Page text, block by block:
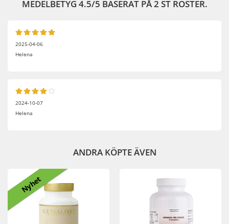
MEDELBETYG 4.5/5 BASERAT PÅ2 ST RÖSTER.
2025-04-06
Helena
2024-10-07
Helena
ANDRA KÖPTE ÄVEN
Nyhet